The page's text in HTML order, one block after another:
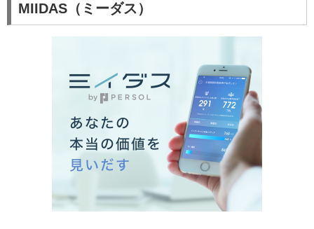
MIIDAS（ミーダス）